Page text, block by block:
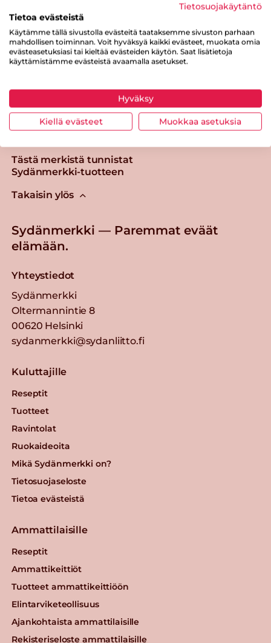
Tulosta sivu Jaa tuote
Tästä merkistä tunnistat
Sydänmerkki-tuotteen
Takaisin ylös
Sydänmerkki — Paremmat eväät
elämään.
Yhteystiedot
Sydänmerkki
Oltermannintie 8
00620 Helsinki
sydanmerkki@sydanliitto.fi
Kuluttajille
Reseptit
Tuotteet
Ravintolat
Ruokaideoita
Mikä Sydänmerkki on?
Tietosuojaseloste
Tietoa evästeistä
Ammattilaisille
Reseptit
Ammattikeittiöt
Tuotteet ammattikeittiöön
Elintarviketeollisuus
Ajankohtaista ammattilaisille
Rekisteriseloste ammattilaisille
Tietosuojakäytäntö
Tietoa evästeistä
Käytämme tällä sivustolla evästeitä taataksemme sivuston parhaan
mahdollisen toiminnan. Voit hyväksyä kaikki evästeet, muokata omia
evästeasetuksiasi tai kieltää evästeiden käytön. Saat lisätietoja
käyttämistämme evästeistä avaamalla asetukset.
Hyväksy
Kiellä evästeet Muokkaa asetuksia